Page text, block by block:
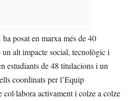
posat en marxa més de 40
alt impacte social, tecnològic i
estudiants de 48 titulacions i un
coordinats per l’Equip
col·labora activament i colze a colze